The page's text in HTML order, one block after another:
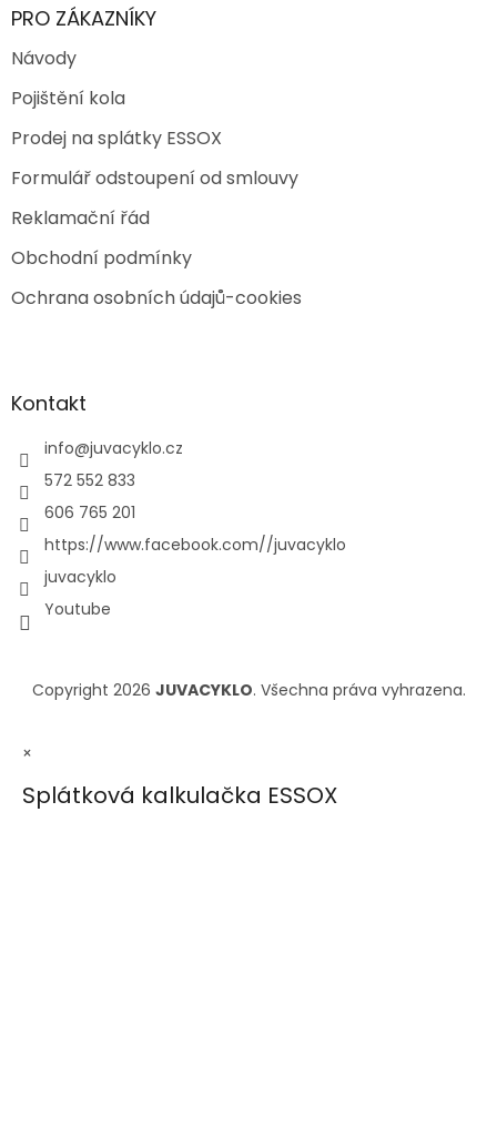
PRO ZÁKAZNÍKY
Návody
Pojištění kola
Prodej na splátky ESSOX
Formulář odstoupení od smlouvy
Reklamační řád
Obchodní podmínky
Ochrana osobních údajů-cookies
Kontakt
info@juvacyklo.cz
572 552 833
606 765 201
https://www.facebook.com//juvacyklo
juvacyklo
Youtube
Copyright 2026 JUVACYKLO. Všechna práva vyhrazena.
×
Splátková kalkulačka ESSOX